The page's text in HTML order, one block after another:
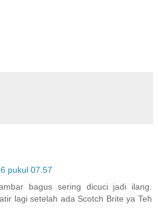
pukul 07.57
bagus sering dicuci jadi ilang.
lagi setelah ada Scotch Brite ya Teh